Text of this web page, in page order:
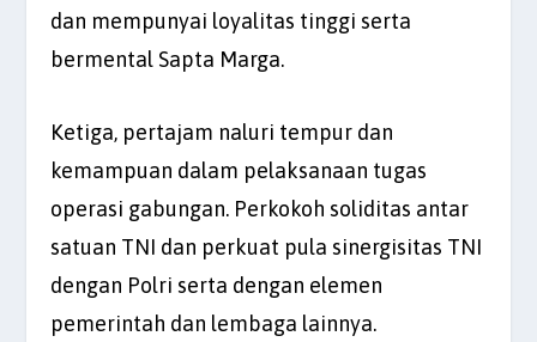
dan mempunyai loyalitas tinggi serta
bermental Sapta Marga.
Ketiga, pertajam naluri tempur dan
kemampuan dalam pelaksanaan tugas
operasi gabungan. Perkokoh soliditas antar
satuan TNI dan perkuat pula sinergisitas TNI
dengan Polri serta dengan elemen
pemerintah dan lembaga lainnya.